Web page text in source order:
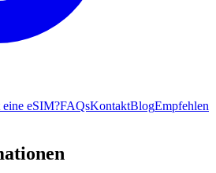
eine eSIM?FAQsKontaktBlogEmpfehlen